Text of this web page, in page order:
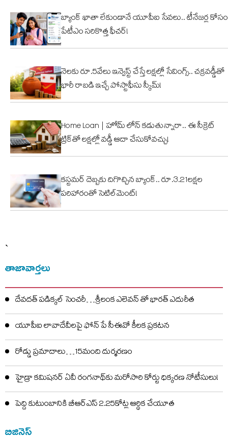
భవనం
కూల్చివేత
వైరల్!
బ్యాంక్ ఖాతా లేకుండానే యూపీఐ సేవలు.. టీనేజర్ల కోసం
పేటీఎం సరికొత్త ఫీచర్!
నెలకు రూ.5వేలు ఇన్వెస్ట్ చేస్తే లక్షల్లో సేవింగ్స్.. చక్రవడ్డీతో
భారీ రాబడి ఇచ్చే పోస్టాఫీసు స్కీమ్!
Home Loan | హోమ్ లోన్ కడుతున్నారా.. ఈ సీక్రెట్
ట్రిక్‌తో లక్షల్లో వడ్డీ ఆదా చేసుకోవచ్చు!
కస్టమర్ దెబ్బకు దిగొచ్చిన బ్యాంక్.. రూ.3.21లక్షల
పరిహారంతో సెటిల్‌మెంట్!
`
తాజావార్తలు
దేవదత్ పడిక్కల్‌ సెంచరీ…శ్రీలంక ఎలెవన్ తో భారత్ ఎదురీత
యూపీఐ లావాదేవీలపై ఫోన్ పే సీఈవో కీలక ప్రకటన
రోడ్డు ప్రమాదాలు…15మంది దుర్మరణం
హైడ్రా కమిషనర్ ఏవీ రంగనాథ్‌కు మరోసారి కోర్టు ధిక్కరణ నోటీసులు!
పెద్ది కుటుంబానికి బీఆర్ఎస్ 2.25కోట్ల ఆర్థిక చేయూత
బిజినెస్